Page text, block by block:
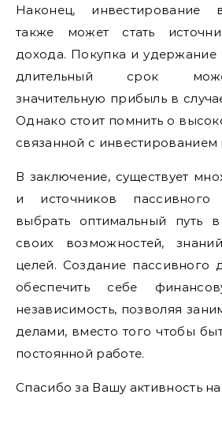
Наконец, инвестирование
также может стать
дохода. Покупка и удержание
длительный срок
значительную прибыль в
Однако стоит помнить о
связанной с инвестированием
В заключение, существует
и источников
выбрать оптимальный путь
своих возможностей,
целей. Создание пассивного
обеспечить себе
независимость, позволяя
делами, вместо того чтобы
постоянной работе.
Спасибо за Вашу активность на